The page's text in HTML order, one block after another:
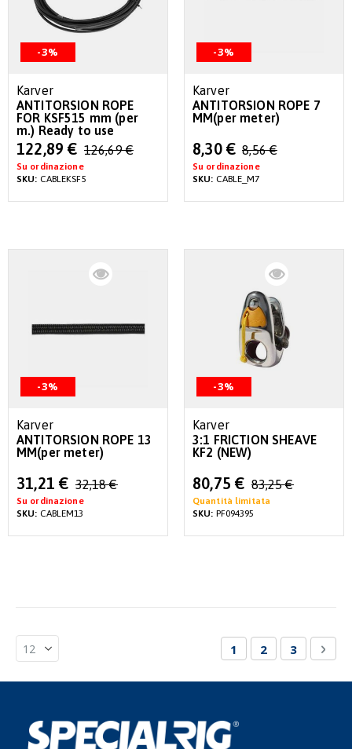
-3%
Karver
ANTITORSION ROPE
FOR KSF515 mm (per
m.) Ready to use
Special
Price
122,89 € 126,69 €
Su ordinazione
SKU: CABLEKSF5
-3%
Karver
ANTITORSION ROPE 7
MM(per meter)
Special
Price
8,30 € 8,56 €
Su ordinazione
SKU: CABLE_M7
-3%
Karver
ANTITORSION ROPE 13
MM(per meter)
Special
Price
31,21 € 32,18 €
Su ordinazione
SKU: CABLEM13
-3%
Karver
3:1 FRICTION SHEAVE
KF2 (NEW)
Special
Price
80,75 € 83,25 €
Quantità limitata
SKU: PF094395
Pagina
Attualmente stai
1 Pagina
2 Pagina
3